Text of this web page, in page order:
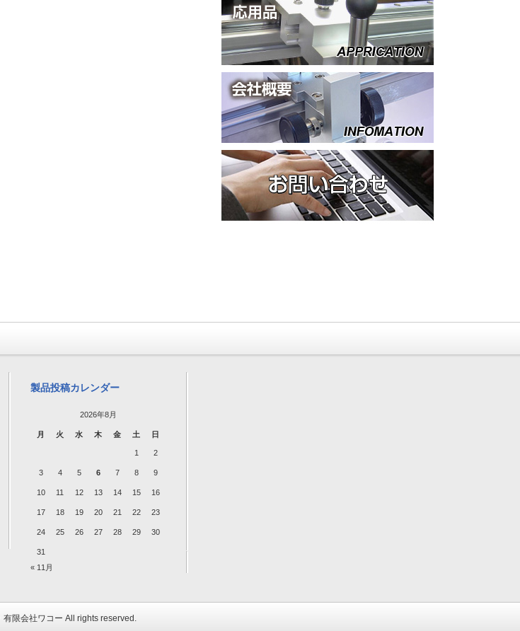
製品投稿カレンダー
2026年8月
月 火 水 木 金 土 日
1 2
3 4 5 6 7 8 9
10 11 12 13 14 15 16
17 18 19 20 21 22 23
24 25 26 27 28 29 30
31
« 11月
有限会社ワコー All rights reserved.